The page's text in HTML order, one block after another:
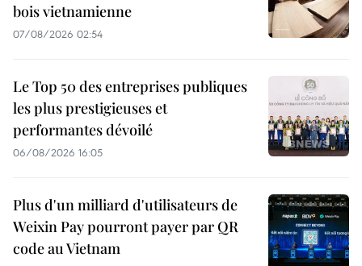
bois vietnamienne
07/08/2026 02:54
Le Top 50 des entreprises publiques
les plus prestigieuses et
performantes dévoilé
06/08/2026 16:05
Plus d'un milliard d'utilisateurs de
Weixin Pay pourront payer par QR
code au Vietnam